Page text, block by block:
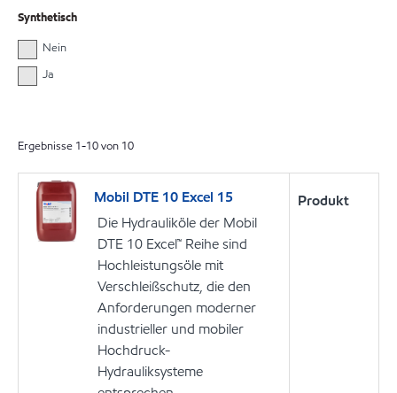
Synthetisch
Nein
Ja
Ergebnisse 1-10von 10
Mobil DTE 10 Excel 15
Die Hydrauliköle der Mobil
DTE 10 Excel™ Reihe sind
Hochleistungsöle mit
Verschleißschutz, die den
Anforderungen moderner
industrieller und mobiler
Hochdruck-
Hydrauliksysteme
Produkt